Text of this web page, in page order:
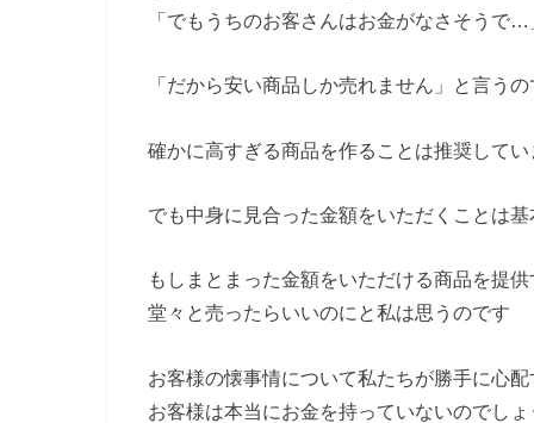
「でもうちのお客さんはお金がなさそうで
「だから安い商品しか売れません」と言う
確かに高すぎる商品を作ることは推奨して
でも中身に見合った金額をいただくことは
もしまとまった金額をいただける商品を提
堂々と売ったらいいのにと私は思うのです
お客様の懐事情について私たちが勝手に心
お客様は本当にお金を持っていないのでしょ